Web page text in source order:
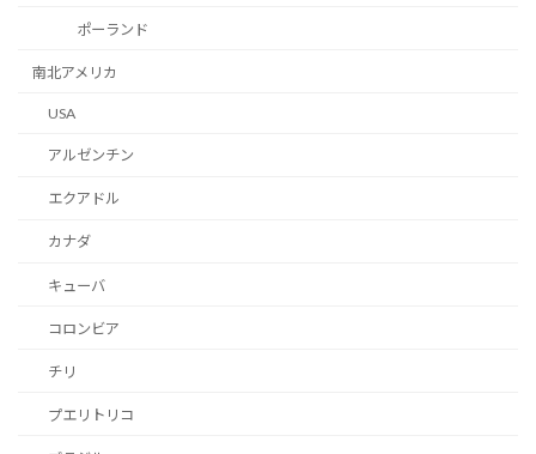
ポーランド
南北アメリカ
USA
アルゼンチン
エクアドル
カナダ
キューバ
コロンビア
チリ
プエリトリコ